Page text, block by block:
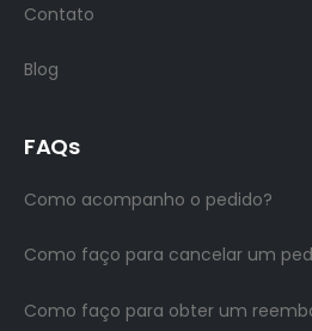
Contato
Blog
FAQs
Como acompanho o pedido?
Como faço para cancelar um
Como faço para obter um